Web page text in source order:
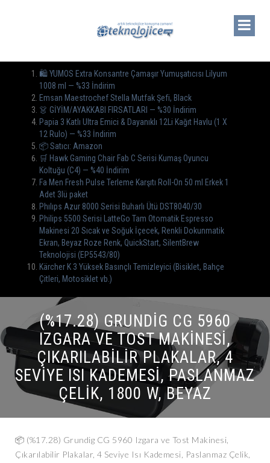
🛍️ YUMOS Extra Konsantre Çamaşır Yumuşatıcısı Lilyum
1008 ml — %33 İndirim
Emsan Maestrochef Stella Mutfak Şefi, Black
👗 GİYİM/AYAKKABI FIRSATLARI — %30 İndirim
Papia 3 Katlı Ultra Emici & Dayanıklı 12Li Kağıt Havlu (1 X
12 Rulo) — %33 İndirim
📦 Satıcı: Amazon
🛒 Hawk Gaming Chair Fab C Serisi Kumaş Oyuncu
Koltuğu (C4) — %40 İndirim
Fa Men Fresh Pulse Terleme Karşıtı Roll-On 50 ml Erkek 1
Adet 3lü paket
Phılıps Azur 8000 Serisi Buharlı Ütü DST8040/30
Philips 5500 Serisi LatteGo Tam Otomatik Espresso
Makinesi 20 Sıcak ve Soğuk İçecek, Renkli Dokunmatik
Ekran, Beyaz Roze Renk, QuickStart, SilentBrew
Teknolojisi (EP5543/80)
Kärcher K 3 Yüksek Basınçlı Temizleyici (Bisiklet, Bahçe
Çitleri, Motosiklet vb.)
(%17.28) GRUNDIG CG 5960
IZGARA VE TOST MAKINESI,
ÇIKARILABILIR PLAKALAR, 4
SEVIYE ISI KADEMESI, PASLANMAZ
ÇELIK, 1800 W, BEYAZ
📦 (%17.28) Grundig CG 5960 Izgara ve Tost Makinesi,
Çıkarılabilir Plakalar, 4 Seviye Isı Kademesi, Paslanmaz Çelik,